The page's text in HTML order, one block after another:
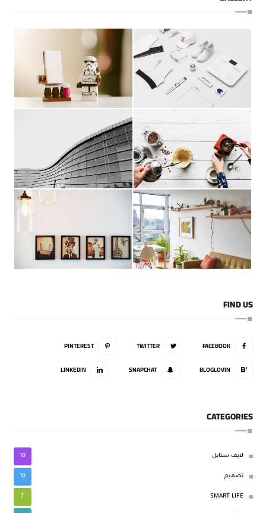
FIND US
FACEBOOK
TWITTER
PINTEREST
BLOGLOVIN
SNAPCHAT
LINKEDIN
CATEGORIES
لايف ستايل 10
تصميم 10
SMART LIFE
7